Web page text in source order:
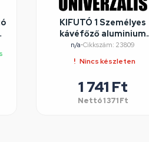
KIFUTÓ 1 Személyes
kávéfőző aluminium
dobozos, Perfect Home
n/a•Cikkszám: 23809
Nincs készleten
1 741 Ft
Nettó1 371 Ft